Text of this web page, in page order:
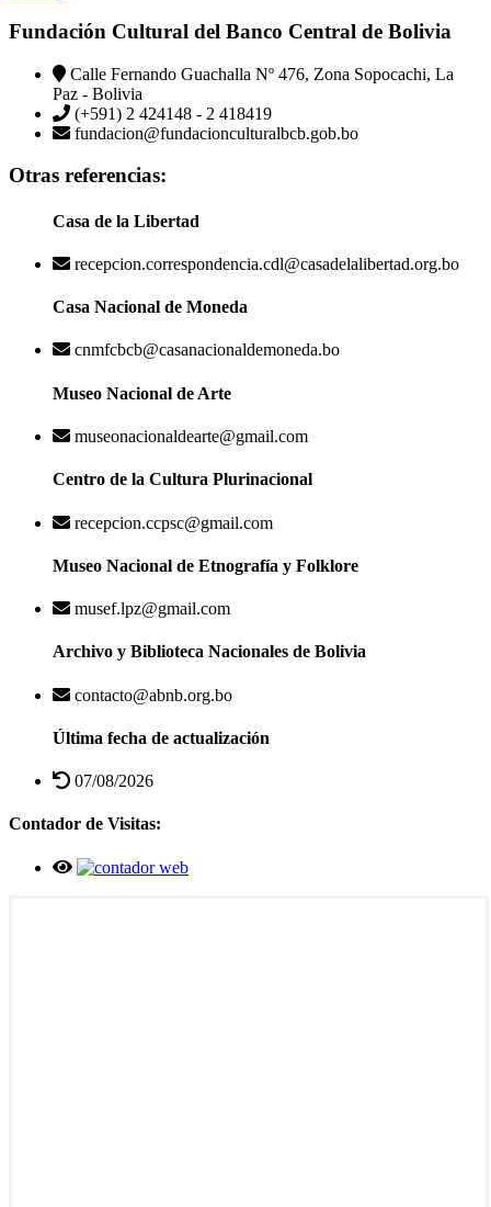
Fundación Cultural del Banco Central de Bolivia
Calle Fernando Guachalla Nº 476, Zona Sopocachi, La
Paz - Bolivia
(+591) 2 424148 - 2 418419
fundacion@fundacionculturalbcb.gob.bo
Otras referencias:
Casa de la Libertad
recepcion.correspondencia.cdl@casadelalibertad.org.bo
Casa Nacional de Moneda
cnmfcbcb@casanacionaldemoneda.bo
Museo Nacional de Arte
museonacionaldearte@gmail.com
Centro de la Cultura Plurinacional
recepcion.ccpsc@gmail.com
Museo Nacional de Etnografía y Folklore
musef.lpz@gmail.com
Archivo y Biblioteca Nacionales de Bolivia
contacto@abnb.org.bo
Última fecha de actualización
07/08/2026
Contador de Visitas: